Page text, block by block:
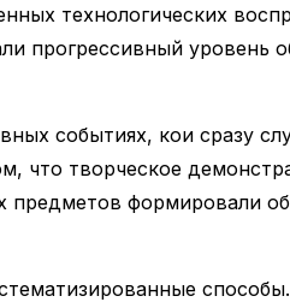
технологических
прогрессивный
событиях, кои сразу
что творческое
формировали